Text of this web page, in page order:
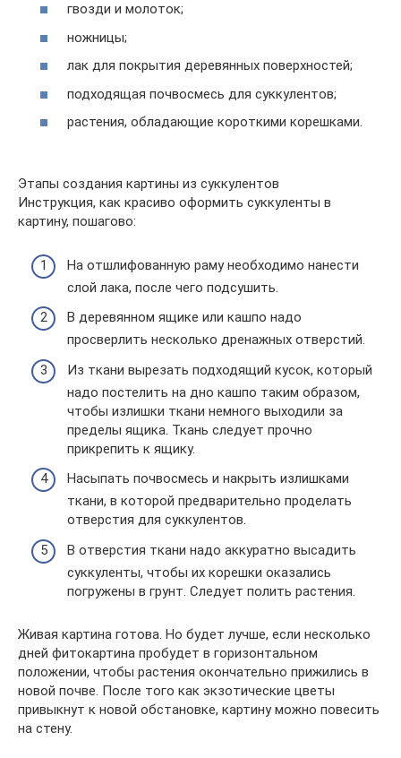
гвозди и молоток;
ножницы;
лак для покрытия деревянных поверхностей;
подходящая почвосмесь для суккулентов;
растения, обладающие короткими корешками.
Этапы создания картины из суккулентов
Инструкция, как красиво оформить суккуленты в
картину, пошагово:
На отшлифованную раму необходимо нанести
слой лака, после чего подсушить.
В деревянном ящике или кашпо надо
просверлить несколько дренажных отверстий.
Из ткани вырезать подходящий кусок, который
надо постелить на дно кашпо таким образом,
чтобы излишки ткани немного выходили за
пределы ящика. Ткань следует прочно
прикрепить к ящику.
Насыпать почвосмесь и накрыть излишками
ткани, в которой предварительно проделать
отверстия для суккулентов.
В отверстия ткани надо аккуратно высадить
суккуленты, чтобы их корешки оказались
погружены в грунт. Следует полить растения.
Живая картина готова. Но будет лучше, если несколько
дней фитокартина пробудет в горизонтальном
положении, чтобы растения окончательно прижились в
новой почве. После того как экзотические цветы
привыкнут к новой обстановке, картину можно повесить
на стену.